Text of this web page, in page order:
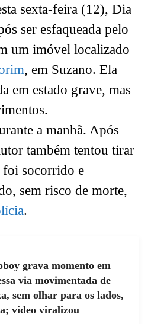
sexta-feira (12), Dia
ser esfaqueada pelo
um imóvel localizado
, em Suzano. Ela
em estado grave, mas
a manhã. Após
também tentou tirar
socorrido e
sem risco de morte,
.
grava momento em
via movimentada de
sem olhar para os lados,
vídeo viralizou